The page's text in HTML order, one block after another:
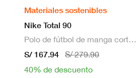
Materiales sostenibles
Nike Total 90
Polo de fútbol de manga corta Dri-FIT para hombre
S/ 167.94
S/ 279.90
40% de descuento